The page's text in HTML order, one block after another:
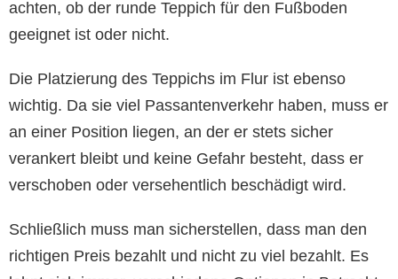
achten, ob der runde Teppich für den Fußboden
geeignet ist oder nicht.
Die Platzierung des Teppichs im Flur ist ebenso
wichtig. Da sie viel Passantenverkehr haben, muss er
an einer Position liegen, an der er stets sicher
verankert bleibt und keine Gefahr besteht, dass er
verschoben oder versehentlich beschädigt wird.
Schließlich muss man sicherstellen, dass man den
richtigen Preis bezahlt und nicht zu viel bezahlt. Es